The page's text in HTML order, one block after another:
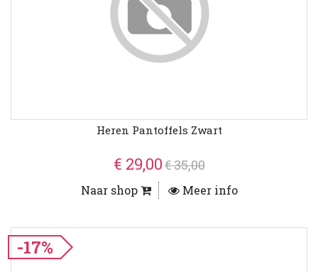
Heren Pantoffels Zwart
€ 29,00€ 35,00
Naar shop Meer info
-17%